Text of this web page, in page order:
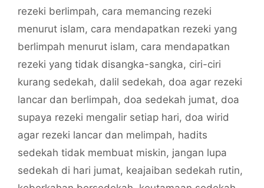
rezeki berlimpah, cara memancing rezeki
menurut islam, cara mendapatkan rezeki yang
berlimpah menurut islam, cara mendapatkan
rezeki yang tidak disangka-sangka, ciri-ciri
kurang sedekah, dalil sedekah, doa agar rezeki
lancar dan berlimpah, doa sedekah jumat, doa
supaya rezeki mengalir setiap hari, doa wirid
agar rezeki lancar dan melimpah, hadits
sedekah tidak membuat miskin, jangan lupa
sedekah di hari jumat, keajaiban sedekah rutin,